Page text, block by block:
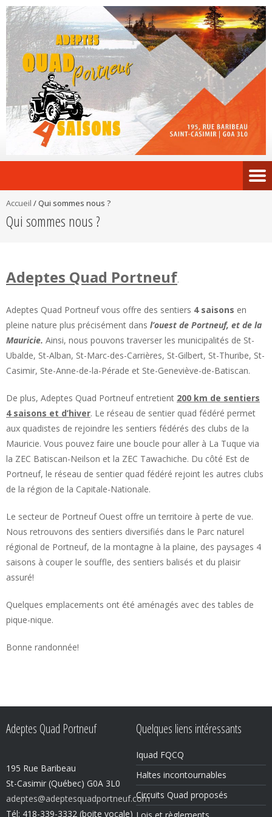
Accueil / Qui sommes nous ?
Qui sommes nous ?
Adeptes Quad Portneuf.
Adeptes Quad Portneuf vous offre des sentiers 4 saisons en
pleine nature plus précisément dans l’ouest de Portneuf, et de la
Mauricie. Ainsi, nous pouvons traverser les municipalités de St-
Ubalde, St-Alban, St-Marc-des-Carrières, St-Gilbert, St-Thuribe, St-
Casimir, Ste-Anne-de-la-Pérade et Ste-Geneviève-de-Batiscan.
De plus, Adeptes Quad Portneuf entretient 200 km de sentiers
4 saisons et d’hiver. Le réseau de sentier quad fédéré permet
aux quadistes de rejoindre les sentiers fédérés des clubs de la
Mauricie. Vous pouvez faire une boucle pour aller à La Tuque via
la ZEC Batiscan-Neilson et la ZEC Tawachiche. Du côté Est de
Portneuf, le réseau de sentier quad fédéré rejoint les autres clubs
de la région de la Capitale-Nationale.
Le secteur de Portneuf Ouest offre un territoire à perte de vue.
Nous retrouvons des sentiers diversifiés dans le Parc naturel
régional de Portneuf, de la montagne à la plaine, des paysages 4
saisons à couper le souffle, des sentiers balisés et du plaisir
assuré!
Quelques emplacements ont été aménagés avec des tables de
pique-nique.
Bonne randonnée!
Adeptes Quad Portneuf
195 Rue Baribeau
St-Casimir (Québec) G0A 3L0
adeptes@adeptesquadportneuf.com
Tél: 418-339-3332 (boite vocale)
Quelques liens intéressants
Iquad FQCQ
Haltes incontournables
Circuits Quad proposés
Lois et règlements